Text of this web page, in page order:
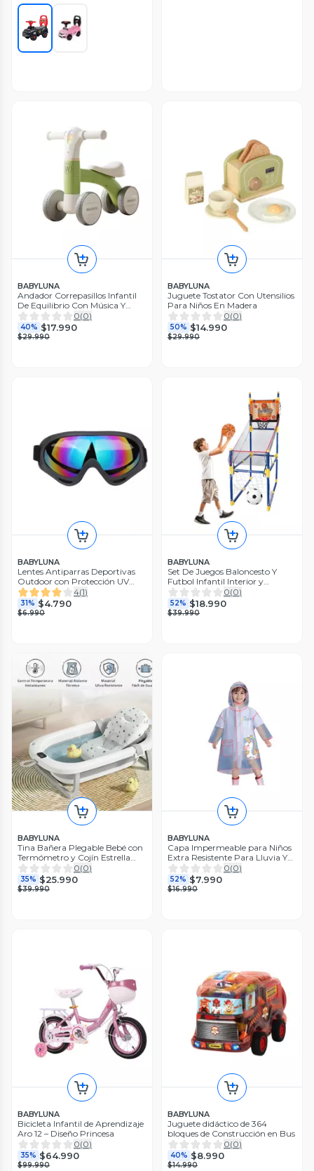
BABYLUNA
Andador Correpasillos Infantil
De Equilibrio Con Música Y
Luces Verde
0(0)
40% $17.990
$29.990
BABYLUNA
Juguete Tostator Con Utensilios
Para Niños En Madera
0(0)
50% $14.990
$29.990
BABYLUNA
Lentes Antiparras Deportivas
Outdoor con Protección UV
Negro
4(1)
31% $4.790
$6.990
BABYLUNA
Set De Juegos Baloncesto Y
Futbol Infantil Interior y
Exterior
0(0)
52% $18.990
$39.990
BABYLUNA
Tina Bañera Plegable Bebé con
Termómetro y Cojín Estrella
Gris
0(0)
35% $25.990
$39.990
BABYLUNA
Capa Impermeable para Niños
Extra Resistente Para Lluvia Y
Viento M Unicornio
0(0)
52% $7.990
$16.990
BABYLUNA
Bicicleta Infantil de Aprendizaje
Aro 12 – Diseño Princesa
0(0)
35% $64.990
$99.990
BABYLUNA
Juguete didáctico de 364
bloques de Construcción en Bus
0(0)
40% $8.990
$14.990